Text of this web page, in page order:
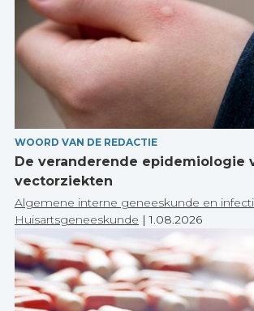
WOORD VAN DE REDACTIE
De veranderende epidemiologie
vectorziekten
Algemene interne geneeskunde en
Huisartsgeneeskunde |1.08.2026